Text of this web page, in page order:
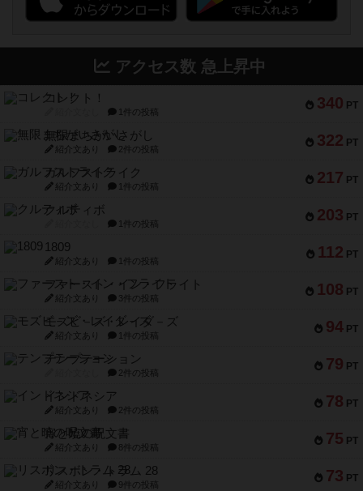
アクセス数 急上昇中
340 PT
コレクト！
1件の投稿
322 PT
無限まちがいさがし
紹介文あり 2件の投稿
217 PT
ガルフストライク
紹介文あり 1件の投稿
203 PT
クルティボ
1件の投稿
112 PT
1809
紹介文あり 1件の投稿
108 PT
ファースト・イン・フライト
紹介文あり 3件の投稿
94 PT
モズビ－ズ・レイダ－ズ
紹介文あり 1件の投稿
79 PT
テンプテーション
2件の投稿
78 PT
インドネシア
紹介文あり 2件の投稿
75 PT
宵と暁の呪文書
紹介文あり 8件の投稿
73 PT
リスボン・トラム 28
紹介文あり 9件の投稿